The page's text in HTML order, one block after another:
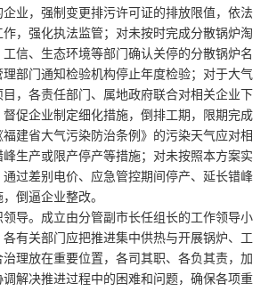
业，强制变更排污许可证的排放限值，依法
，强化执法监管；对未按时完成分散锅炉淘
信、生态环境等部门确认关停的分散锅炉名
部门通知检验机构停止年度检验；对于大气
，各责任部门、属地政府联合对相关企业下
促企业制定细化措施，倒排工期，限期完成
建省大气污染防治条例》的污染天气应对相
生产或限产停产等措施；对未按照本方案实
过差别电价、应急管控期间停产、延长错峰
倒逼企业整改。
。成立由分管副市长任组长的工作领导小
有关部门应把推进集中供热与开展锅炉、工
理放在重要位置，各司其职、各负其责，加
解决推进过程中的困难和问题，确保各项重